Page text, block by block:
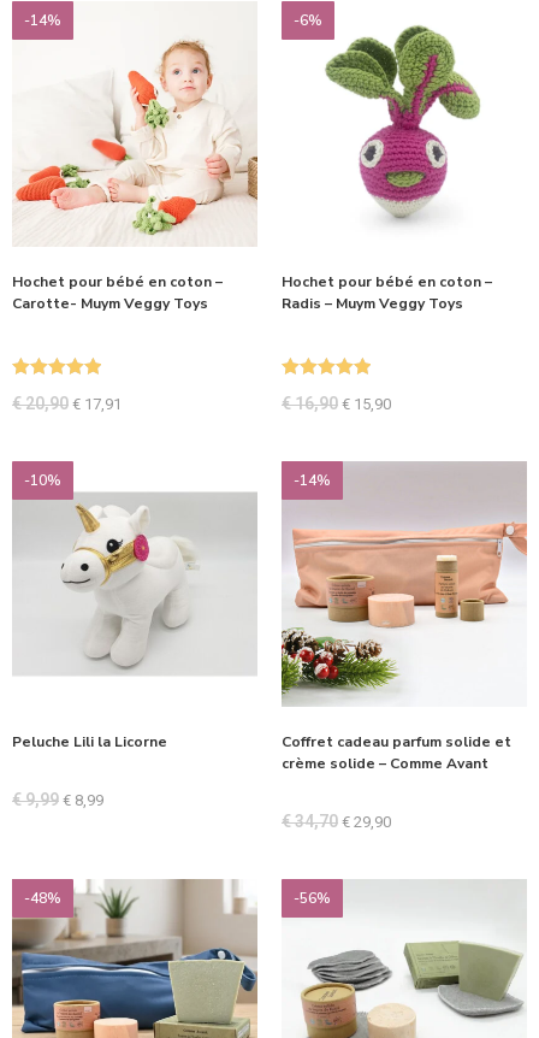
-14%
Hochet pour bébé en coton –
Carotte- Muym Veggy Toys
€20,90 € 17,91
-6%
Hochet pour bébé en coton –
Radis – Muym Veggy Toys
€16,90 € 15,90
-10%
Peluche Lili la Licorne
€9,99 € 8,99
-14%
Coffret cadeau parfum solide et
crème solide – Comme Avant
€34,70 € 29,90
-48% -56%